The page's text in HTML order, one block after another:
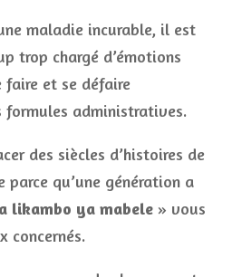
maladie incurable, il est
trop chargé d’émotions
faire et se défaire
formules administratives.
des siècles d’histoires de
qu’une génération a
likambo ya mabele » vous
concernés.